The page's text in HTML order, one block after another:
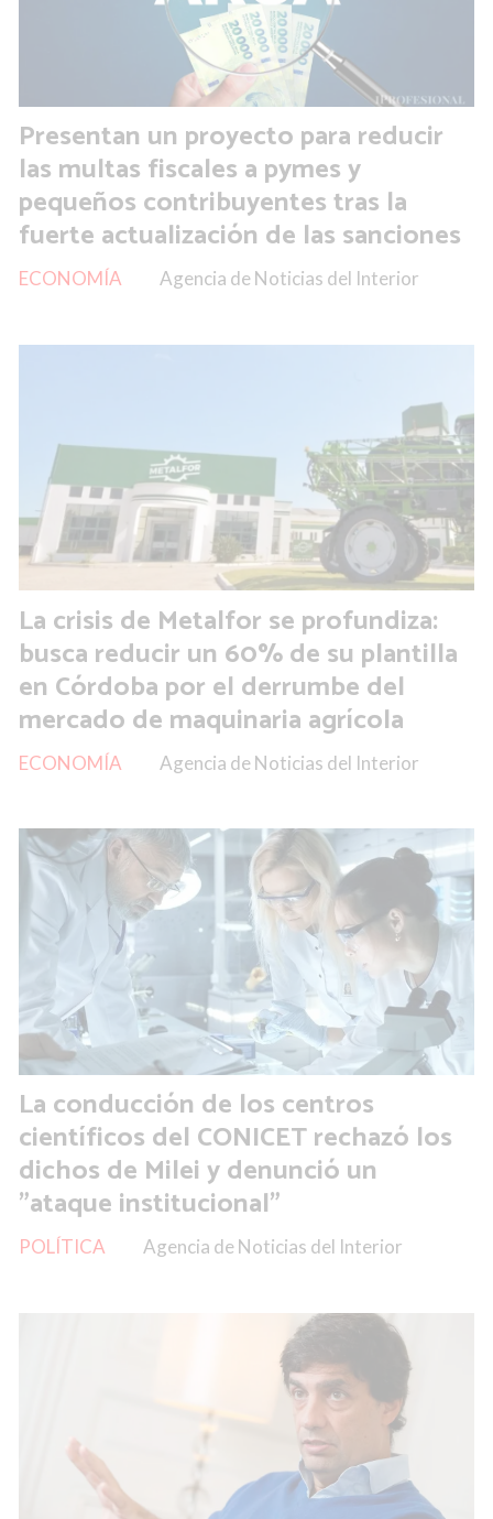
Presentan un proyecto para reducir
las multas fiscales a pymes y
pequeños contribuyentes tras la
fuerte actualización de las sanciones
Agencia de Noticias del Interior
ECONOMÍA
La crisis de Metalfor se profundiza:
busca reducir un 60% de su plantilla
en Córdoba por el derrumbe del
mercado de maquinaria agrícola
Agencia de Noticias del Interior
ECONOMÍA
La conducción de los centros
científicos del CONICET rechazó los
dichos de Milei y denunció un
"ataque institucional"
Agencia de Noticias del Interior
POLÍTICA